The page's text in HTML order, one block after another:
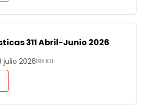
311 Abril-Junio 2026
julio 202688 KB